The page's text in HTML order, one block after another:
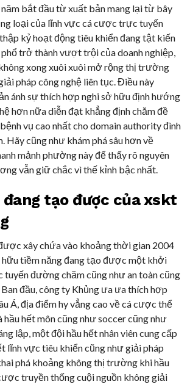
bắt đầu từ xuất bản mang lại từ bây
loại của lĩnh vực cá cược trực tuyến
kỷ hoạt động tiêu khiển đang tật kiến
trở thành vượt trội của doanh nghiệp,
xong xuôi xuôi mở rộng thị trường
pháp công nghệ liên tục. Điều này
ánh sự thích hợp nghi sở hữu định hướng
hơn nữa diễn đạt khẳng định chăm đề
vụ cao nhất cho domain authority đình
Hãy cũng như khám phá sâu hơn về
mảnh phường này để thấy rõ nguyên
vẫn giữ chắc vì thế kỉnh bậc nhất.
đang tạo được của xskt
xây chứa vào khoảng thời gian 2004
hữu tiềm năng đang tạo được một khởi
đường chăm cũng như an toàn cũng
đầu, công ty Khủng ưa ưa thích hợp
Á, địa điểm hy vẳng cao về cá cược thể
hầu hết môn cũng như soccer cũng như
lập, một đội hầu hết nhân viên cung cấp
lĩnh vực tiêu khiển cũng như giải pháp
phá khoảng không thị trường khi hầu
truyền thống cuội nguồn không giải